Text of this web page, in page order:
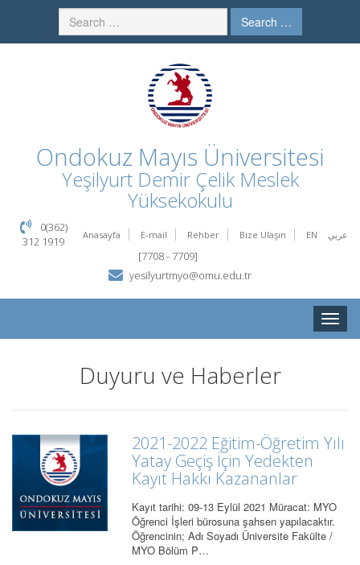
Search …
Ondokuz Mayıs Üniversitesi
Yeşilyurt Demir Çelik Meslek
Yüksekokulu
Anasayfa E-mail Rehber Bize Ulaşın EN عربي
0(362)
312 1919
[7708 - 7709]
yesilyurtmyo@omu.edu.tr
Toggle
Duyuru ve Haberler
2021-2022 Eğitim-Öğretim Yılı
Yatay Geçiş İçin Yedekten
Kayıt Hakkı Kazananlar
Kayıt tarihi: 09-13 Eylül 2021 Müracat: MYO
Öğrenci İşleri bürosuna şahsen yapılacaktır.
Öğrencinin; Adı Soyadı Üniversite Fakülte /
MYO Bölüm P…